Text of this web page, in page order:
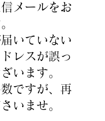
メールをお
いていない
レスが誤っ
います。
ですが、再
いませ。